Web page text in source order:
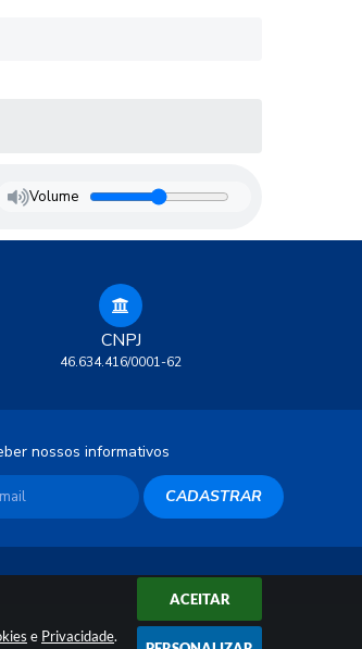
e Privacidade.
ACEITAR
Volume
CNPJ
46.634.416/0001-62
nossos informativos
CADASTRAR